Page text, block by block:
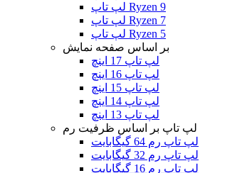
لپ تاپ Ryzen 9
لپ تاپ Ryzen 7
لپ تاپ Ryzen 5
بر اساس صفحه نمایش
لپ تاپ 17 اینچ
لپ تاپ 16 اینچ
لپ تاپ 15 اینچ
لپ تاپ 14 اینچ
لپ تاپ 13 اینچ
لپ تاپ بر اساس ظرفیت رم
لپ تاپ رم 64 گیگابایت
لپ تاپ رم 32 گیگابایت
لپ تاپ رم 16 گیگابایت